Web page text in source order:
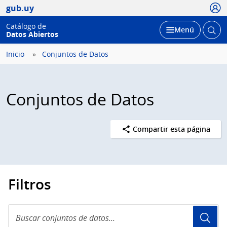
gub.uy
Catálogo de
Datos Abiertos
Desplegar
Menú Abrir
Inicio Conjuntos de Datos
Conjuntos de Datos
Compartir esta página
Filtros
conjuntos